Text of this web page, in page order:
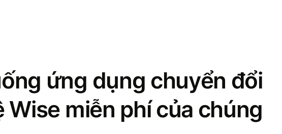
ứng dụng chuyển đổi
Wise miễn phí của chúng